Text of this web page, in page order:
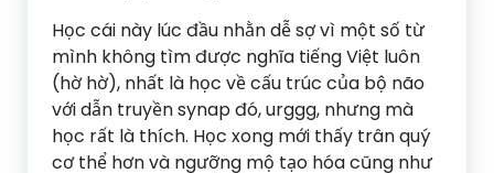
Học cái này lúc đầu nhằn dễ sợ vì một số từ
mình không tìm được nghĩa tiếng Việt luôn
(hờ hờ), nhất là học về cấu trúc của bộ não
với dẫn truyền synap đó, urggg, nhưng mà
học rất là thích. Học xong mới thấy trân quý
cơ thể hơn và ngưỡng mộ tạo hóa cũng như